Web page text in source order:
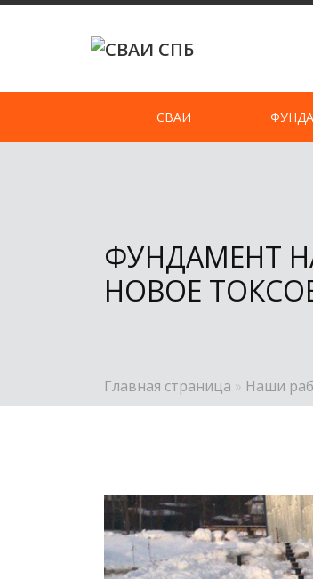
Skip
СВАИ
ФУНДАМЕНТ
НОВОЕ
Главная страница » Наши